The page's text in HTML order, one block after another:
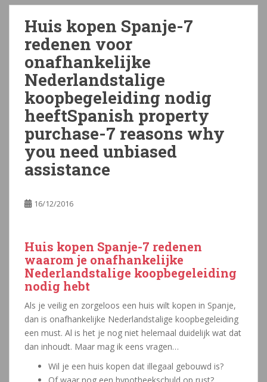
Huis kopen Spanje-7
redenen voor
onafhankelijke
Nederlandstalige
koopbegeleiding nodig
heeftSpanish property
purchase-7 reasons why
you need unbiased
assistance
16/12/2016
Huis kopen Spanje-7 redenen
waarom je onafhankelijke
Nederlandstalige koopbegeleiding
nodig hebt
Als je veilig en zorgeloos een huis wilt kopen in Spanje,
dan is onafhankelijke Nederlandstalige koopbegeleiding
een must. Al is het je nog niet helemaal duidelijk wat dat
dan inhoudt. Maar mag ik eens vragen…
Wil je een huis kopen dat illegaal gebouwd is?